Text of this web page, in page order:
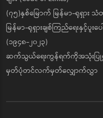
(၇၅)နှစ်မြောက် မြန်မာ-ရုရှ
မြန်မာ-ရုရှားချစ်ကြည်ရေးနှင့်ပူ
(၁၉၄၈-၂၀၂၃)
ဆက်သွယ်ရေးကွန်ရက်ကိုအသုံးပြု၍
မှတ်ပုံတင်လက်မှတ်လျှောက်လွှာ